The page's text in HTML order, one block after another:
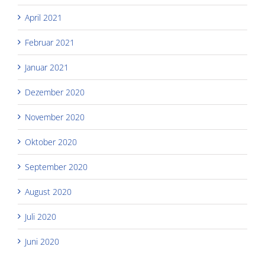
April 2021
Februar 2021
Januar 2021
Dezember 2020
November 2020
Oktober 2020
September 2020
August 2020
Juli 2020
Juni 2020